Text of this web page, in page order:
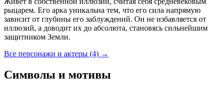
рыцарем. Его арка уникальна тем, что его сила напрямую
зависит от глубины его заблуждений. Он не избавляется от
иллюзий, а доводит их до абсолюта, становясь сильнейшим
защитником Земли.
Все персонажи и актеры (4) →
Символы и мотивы